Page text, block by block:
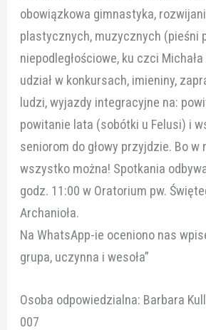
obowiązkowa gimnastyka,
plastycznych, muzycznych (pieśni
niepodległościowe, ku czci Michała
udział w konkursach, imieniny,
ludzi, wyjazdy integracyjne na:
powitanie lata (sobótki u Felusi) i
seniorom do głowy przyjdzie. Bo w
wszystko można! Spotkania
godz. 11:00 w Oratorium pw.
Archanioła.
Na WhatsApp-ie oceniono nas
grupa, uczynna i wesoła”
Osoba odpowiedzialna: Barbara
007